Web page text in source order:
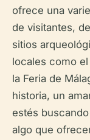
ofrece una
de visitantes,
sitios
locales como
la Feria de
historia, un
estés
algo que